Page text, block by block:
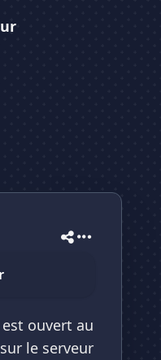
ouvert au
le serveur